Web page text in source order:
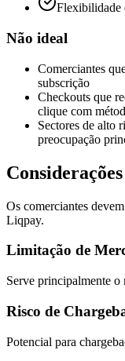
Flexibilidade
Não ideal
Comerciantes
subscrição
Checkouts que
clique com
Sectores de alto
preocupação
Os comerciantes
Liqpay.
Limitação de
Serve principalmente o
Risco de
Potencial para